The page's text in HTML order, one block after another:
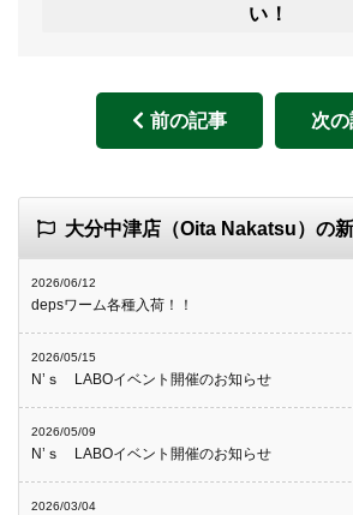
い！
前の記事 次
大分中津店（Oita Nakatsu）の
2026/06/12
depsワーム各種入荷！！
2026/05/15
N’ｓ LABOイベント開催のお知らせ
2026/05/09
N’ｓ LABOイベント開催のお知らせ
2026/03/04